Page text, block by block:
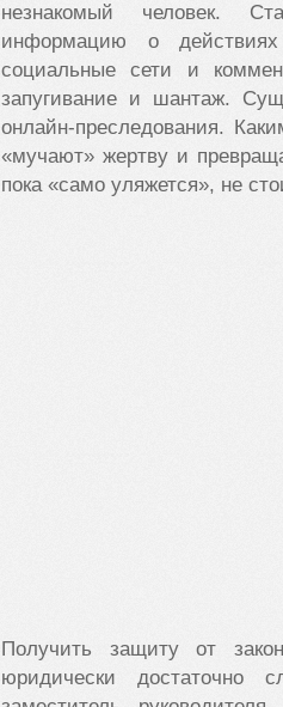
незнакомый человек.
информацию о
социальные сети и
запугивание и шантаж.
онлайн-преследования.
«мучают» жертву и
пока «само уляжется», не
Получить защиту от
юридически достаточно